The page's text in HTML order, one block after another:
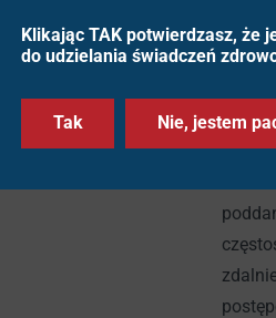
lat,
Klikając TAK potwierdzasz, że
do udzielania świadczeń
Tak Nie, jestem